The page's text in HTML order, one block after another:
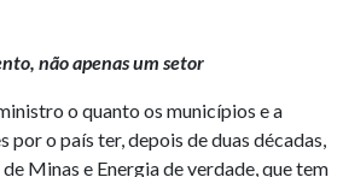
não apenas um setor
o quanto os municípios e a
o país ter, depois de duas décadas,
Minas e Energia de verdade, que tem